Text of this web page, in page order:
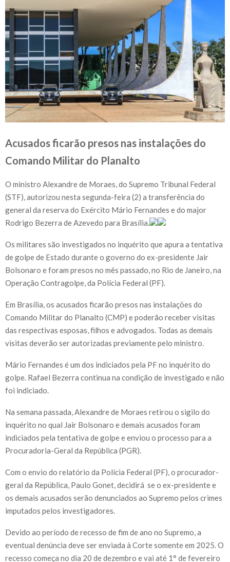
Acusados ficarão presos nas instalações do
Comando Militar do Planalto
O ministro Alexandre de Moraes, do Supremo Tribunal Federal
(STF), autorizou nesta segunda-feira (2) a transferência do
general da reserva do Exército Mário Fernandes e do major
Rodrigo Bezerra de Azevedo para Brasília.
Os militares são investigados no inquérito que apura a tentativa
de golpe de Estado durante o governo do ex-presidente Jair
Bolsonaro e foram presos no mês passado, no Rio de Janeiro, na
Operação Contragolpe, da Polícia Federal (PF).
Em Brasília, os acusados ficarão presos nas instalações do
Comando Militar do Planalto (CMP) e poderão receber visitas
das respectivas esposas, filhos e advogados. Todas as demais
visitas deverão ser autorizadas previamente pelo ministro.
Mário Fernandes é um dos indiciados pela PF no inquérito do
golpe. Rafael Bezerra continua na condição de investigado e não
foi indiciado.
Na semana passada, Alexandre de Moraes retirou o sigilo do
inquérito no qual Jair Bolsonaro e demais acusados foram
indiciados pela tentativa de golpe e enviou o processo para a
Procuradoria-Geral da República (PGR).
Com o envio do relatório da Polícia Federal (PF), o procurador-
geral da República, Paulo Gonet, decidirá se o ex-presidente e
os demais acusados serão denunciados ao Supremo pelos crimes
imputados pelos investigadores.
Devido ao período de recesso de fim de ano no Supremo, a
eventual denúncia deve ser enviada à Corte somente em 2025. O
recesso começa no dia 20 de dezembro e vai até 1° de fevereiro